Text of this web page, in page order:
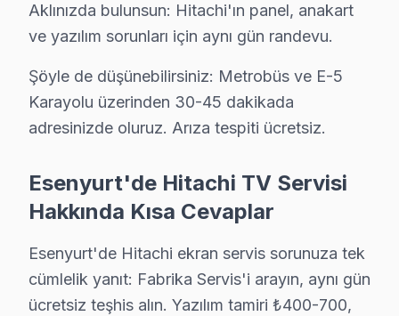
Mehmet Akif Ersoy Hitachi Servis
Mehmet Akif Ersoy'de Hitachi TV ekranında çizgi, donma
Esenyurt TV Servis Merkezi →
Mehterçeşme Hitachi Servis
Hitachi TV HDMI port arızası Mehterçeşme adresine
Mevlana Hitachi Servis
Mevlana'deki Hitachi TV sahiplerinin yüzde sekseni
Hitachi Servis Merkezi →
Namık Kemal Hitachi Servis
Aklınızda bulunsun: Hitachi'ın panel, anakart
ve yazılım sorunları için aynı gün randevu.
Şöyle de düşünebilirsiniz: Metrobüs ve E-5
Karayolu üzerinden 30-45 dakikada
adresinizde oluruz. Arıza tespiti ücretsiz.
Esenyurt'de Hitachi TV Servisi
Hakkında Kısa Cevaplar
Esenyurt'de Hitachi ekran servis sorunuza tek
cümlelik yanıt: Fabrika Servis'i arayın, aynı gün
ücretsiz teşhis alın. Yazılım tamiri ₺400-700,